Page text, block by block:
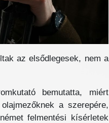
az elsődlegesek, nem a
bemutatta, miért
a szerepére,
felmentési kísérletek